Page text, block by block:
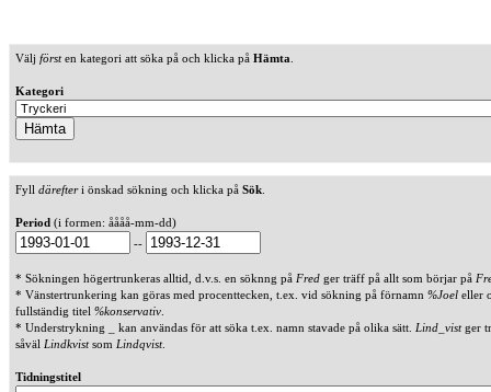
Välj försten kategori att söka på och klicka på Hämta
Kategori
Fyll därefteri önskad sökning och klicka på Sök
Period (i formen: åååå-mm-dd)
--
* Sökningen högertrunkeras alltid, d.v.s. en söknng på Fred ger träff på allt som börjar på
* Vänstertrunkering kan göras med procenttecken, t.ex. vid sökning på förnamn %Joel eller
fullständig titel %konservativ
* Understrykning _ kan användas för att söka t.ex. namn stavade på olika sätt. Lind_vistger
såväl Lindkvistsom Lindqvist.
Tidningstitel